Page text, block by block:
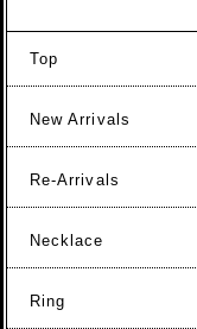
Top
New Arrivals
Re-Arrivals
Necklace
Ring